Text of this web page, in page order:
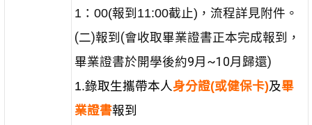
1：00(報到11:00截止)，流程詳見附件。
(二)報到(會收取畢業證書正本完成報到，
畢業證書於開學後約9月~10月歸還)
1.錄取生攜帶本人 身分證(或健保卡)及畢
業證書報到